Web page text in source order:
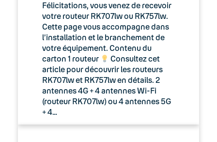
Félicitations, vous venez de recevoir
votre routeur RK707lw ou RK757lw.
Cette page vous accompagne dans
l’installation et le branchement de
votre équipement. Contenu du
carton 1 routeur
Consultez cet
article pour découvrir les routeurs
RK707lw et RK757lw en détails. 2
antennes 4G + 4 antennes Wi-Fi
(routeur RK707lw) ou 4 antennes 5G
+ 4…